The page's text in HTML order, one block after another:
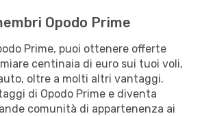
Opodo Prime
Prime, puoi ottenere offerte
centinaia di euro sui tuoi voli,
oltre a molti altri vantaggi.
di Opodo Prime e diventa
comunità di appartenenza ai